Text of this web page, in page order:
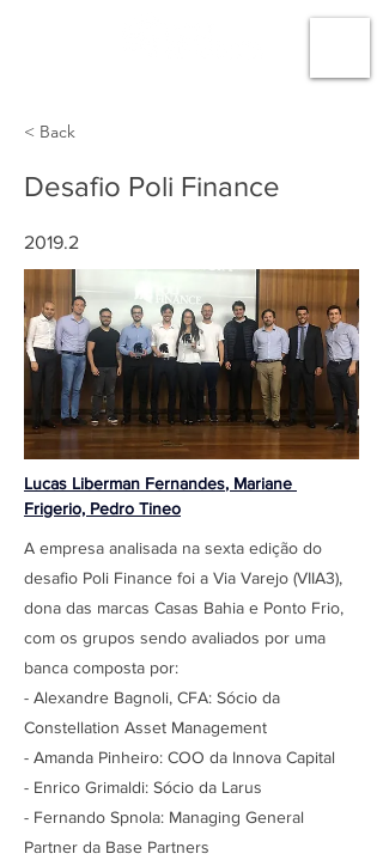
< Back
Desafio Poli Finance
2019.2
Lucas Liberman Fernandes, Mariane
Frigerio, Pedro Tineo
A empresa analisada na sexta edição do
desafio Poli Finance foi a Via Varejo (VIIA3),
dona das marcas Casas Bahia e Ponto Frio,
com os grupos sendo avaliados por uma
banca composta por:
- Alexandre Bagnoli, CFA: Sócio da
Constellation Asset Management
- Amanda Pinheiro: COO da Innova Capital
- Enrico Grimaldi: Sócio da Larus
- Fernando Spnola: Managing General
Partner da Base Partners